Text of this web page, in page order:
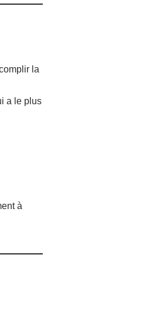
la
a le plus
à